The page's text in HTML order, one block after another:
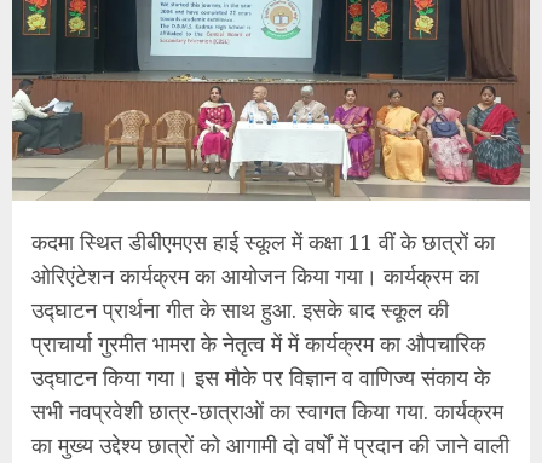
कदमा स्थित डीबीएमएस हाई स्कूल में कक्षा 11 वीं के छात्रों का
ओरिएंटेशन कार्यक्रम का आयोजन किया गया। कार्यक्रम का
उद्घाटन प्रार्थना गीत के साथ हुआ. इसके बाद स्कूल की
प्राचार्या गुरमीत भामरा के नेतृत्व में में कार्यक्रम का औपचारिक
उद्घाटन किया गया। इस मौके पर विज्ञान व वाणिज्य संकाय के
सभी नवप्रवेशी छात्र-छात्राओं का स्वागत किया गया. कार्यक्रम
का मुख्य उद्देश्य छात्रों को आगामी दो वर्षों में प्रदान की जाने वाली